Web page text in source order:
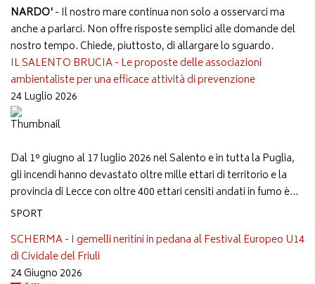
NARDO'- Il nostro mare continua non solo a osservarci ma
anche a parlarci. Non offre risposte semplici alle domande del
nostro tempo. Chiede, piuttosto, di allargare lo sguardo.
IL SALENTO BRUCIA - Le proposte delle associazioni
ambientaliste per una efficace attività di prevenzione
24 Luglio 2026
Dal 1° giugno al 17 luglio 2026 nel Salento e in tutta la Puglia,
gli incendi hanno devastato oltre mille ettari di territorio e la
provincia di Lecce con oltre 400 ettari censiti andati in fumo è...
SPORT
SCHERMA - I gemelli neritini in pedana al Festival Europeo U14
di Cividale del Friuli
24 Giugno 2026